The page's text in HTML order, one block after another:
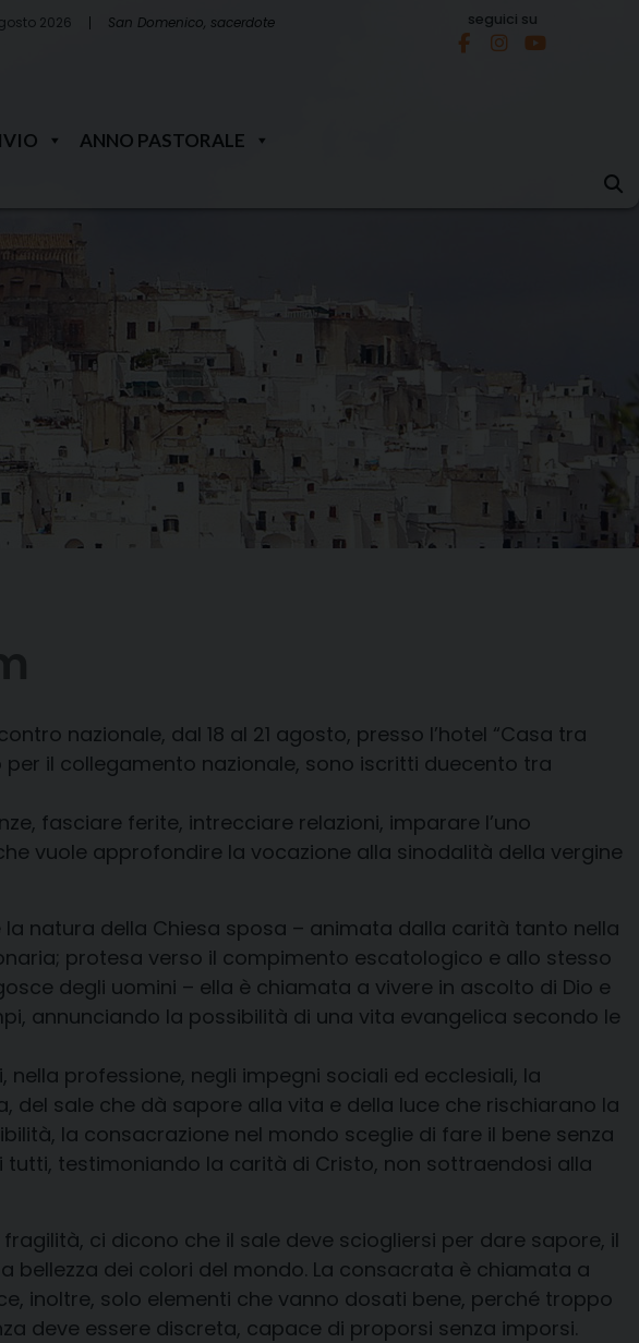
2026 San Domenico, sacerdote seguici su
ANNO PASTORALE
nazionale, dal 18 al 21 agosto, presso l’hotel “Casa tra
il collegamento nazionale, sono iscritti duecento tra
fasciare ferite, intrecciare relazioni, imparare l’uno
vuole approfondire la vocazione alla sinodalità della vergine
natura della Chiesa sposa – animata dalla carità tanto nella
protesa verso il compimento escatologico e allo stesso
degli uomini – ella è chiamata a vivere in ascolto di Dio e
annunciando la possibilità di una vita evangelica secondo le
nella professione, negli impegni sociali ed ecclesiali, la
, del sale che dà sapore alla vita e della luce che rischiarano la
la consacrazione nel mondo sceglie di fare il bene senza
testimoniando la carità di Cristo, non sottraendosi alla
ci dicono che il sale deve sciogliersi per dare sapore, il
bellezza dei colori del mondo. La consacrata è chiamata a
inoltre, solo elementi che vanno dosati bene, perché troppo
deve essere discreta, capace di proporsi senza imporsi.